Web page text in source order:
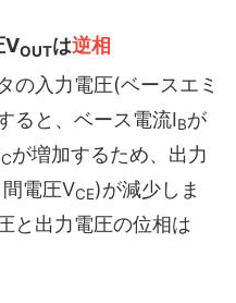
VOUTは逆相
の入力電圧(ベースエミ
ると、ベース電流IBが
Cが増加するため、出力
電圧VCE)が減少しま
と出力電圧の位相は